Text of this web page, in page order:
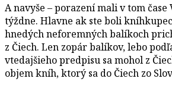
A navyše – porazení mali v tom čase
týždne. Hlavne ak ste boli
hnedých neforemných balíkoch
z Čiech. Len zopár balíkov, lebo
vtedajšieho predpisu sa mohol z
objem kníh, ktorý sa do Čiech zo